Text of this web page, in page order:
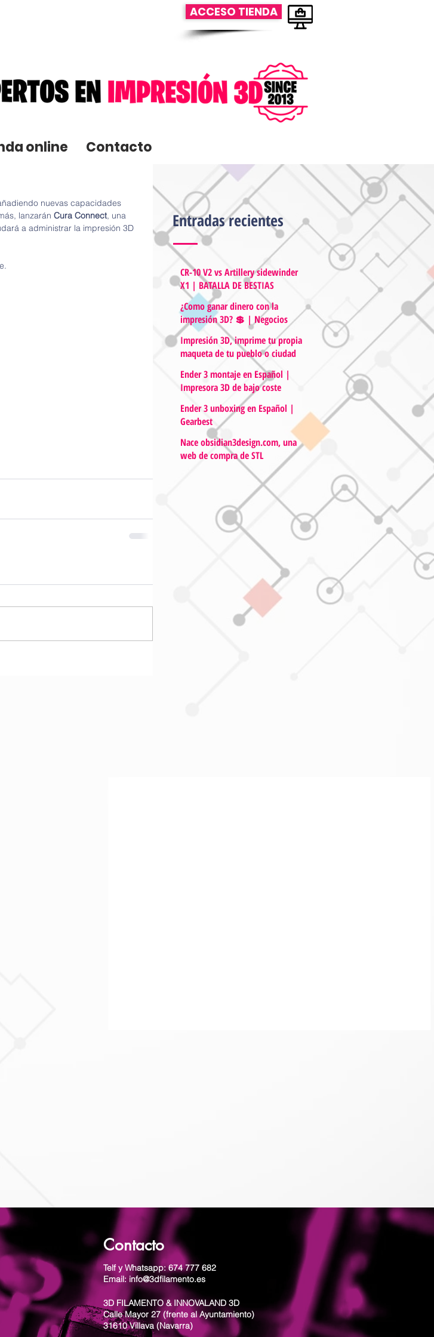
ACCESO TIENDA
online Contacto
Entradas recientes
CR-10 V2 vs Artillery sidewinder
X1 | BATALLA DE BESTIAS
¿Como ganar dinero con la
impresión 3D? 💲 | Negocios
Impresión 3D, imprime tu propia
maqueta de tu pueblo o ciudad
Ender 3 montaje en Español |
Impresora 3D de bajo coste
Ender 3 unboxing en Español |
Gearbest
Nace obsidian3design.com, una
web de compra de STL
optimizados para la impresión
nuevas capacidades
lanzarán Cura Connect, una
a administrar la impresión 3D
3D FILAMENTO & INNOVALAND 3D
Calle Mayor 27 (frente al Ayuntamiento)
31610 Villava (Navarra)
Telf y Whatsapp: 674 777 682
Email: info@3dfilamento.es
Contacto